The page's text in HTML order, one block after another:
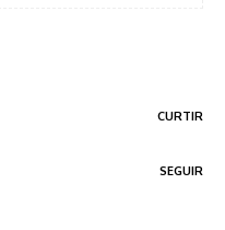
CURTIR
SEGUIR